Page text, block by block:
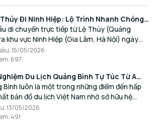
Đi Ninh Hiệp: Lộ Trình Nhanh Chóng,
Tận Nơi
di chuyển trực tiếp từ Lệ Thủy (Quảng
khu vực Ninh Hiệp (Gia Lâm, Hà Nội) ngày
tăng, đặc biệt đối với các hành khách có
giao thương, kinh doanh và mua sắm.
15/05/2026
: 697
Du Lịch Quảng Bình Tự Túc Từ A
Chi Tiết Nhất
Bình luôn là một trong những điểm đến hấp
bản đồ du lịch Việt Nam nhờ sở hữu hệ
động kỳ vĩ, những bãi biển hoang sơ và
thực đậm đà bản sắc.
13/05/2026
: 491